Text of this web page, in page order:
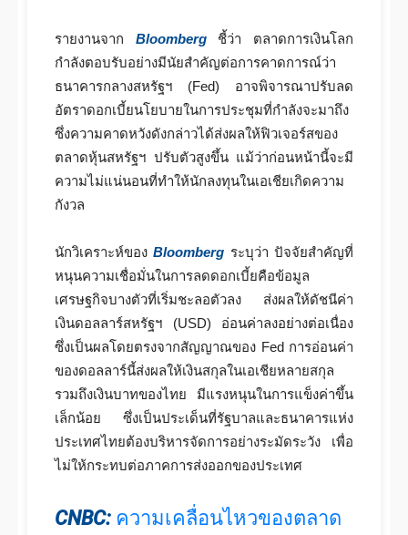
รายงานจาก Bloombergชี้ว่า ตลาดการเงินโลก
กำลังตอบรับอย่างมีนัยสำคัญต่อการคาดการณ์ว่า
ธนาคารกลางสหรัฐฯ (Fed) อาจพิจารณาปรับลด
อัตราดอกเบี้ยนโยบายในการประชุมที่กำลังจะมาถึง
ซึ่งความคาดหวังดังกล่าวได้ส่งผลให้ฟิวเจอร์สของ
ตลาดหุ้นสหรัฐฯ ปรับตัวสูงขึ้น แม้ว่าก่อนหน้านี้จะมี
ความไม่แน่นอนที่ทำให้นักลงทุนในเอเชียเกิดความ
กังวล
นักวิเคราะห์ของBloomberg ระบุว่า ปัจจัยสำคัญที่
หนุนความเชื่อมั่นในการลดดอกเบี้ยคือข้อมูล
เศรษฐกิจบางตัวที่เริ่มชะลอตัวลง ส่งผลให้ดัชนีค่า
เงินดอลลาร์สหรัฐฯ (USD) อ่อนค่าลงอย่างต่อเนื่อง
ซึ่งเป็นผลโดยตรงจากสัญญาณของ Fed การอ่อนค่า
ของดอลลาร์นี้ส่งผลให้เงินสกุลในเอเชียหลายสกุล
รวมถึงเงินบาทของไทย มีแรงหนุนในการแข็งค่าขึ้น
เล็กน้อย ซึ่งเป็นประเด็นที่รัฐบาลและธนาคารแห่ง
ประเทศไทยต้องบริหารจัดการอย่างระมัดระวัง เพื่อ
ไม่ให้กระทบต่อภาคการส่งออกของประเทศ
CNBC: ความเคลื่อนไหวของตลาด